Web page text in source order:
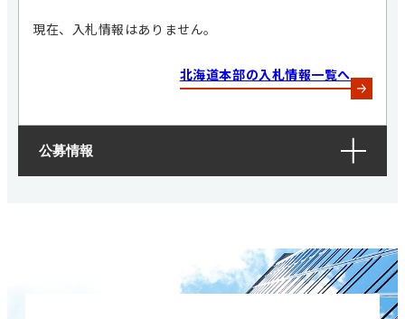
現在、入札情報はありません。
北海道本部の入札情報一覧へ
公募情報